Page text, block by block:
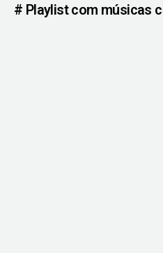
# Playlist com músicas